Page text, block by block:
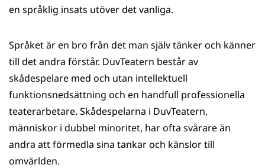
en språklig insats utöver det vanliga.
Språket är en bro från det man själv tänker och känner
till det andra förstår. DuvTeatern består av
skådespelare med och utan intellektuell
funktionsnedsättning och en handfull professionella
teaterarbetare. Skådespelarna i DuvTeatern,
människor i dubbel minoritet, har ofta svårare än
andra att förmedla sina tankar och känslor till
omvärlden.